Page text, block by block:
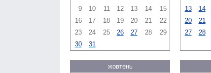
9
10 11 12 13 14
15
16
17 18 19 20 21
22
23
24 25 26 27 28
29
30
31
13
14
20
21
27
28
жовтень